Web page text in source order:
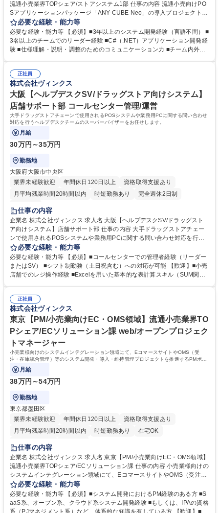
流通小売業界TOPシェア/ストアシステム1部 仕事の内容 流通小売向けPO
Sアプリケーションパッケージ「ANY-CUBE Neo」の導入プロジェクトに
おいて、要件定義・外部設計などの上流工程を中心に、技術面からプロジ
ェクトをリードいただくポジションです。 仕様検討や設計統括、リリース
管理など、プロジェクト品質に直結する領域を担当します。 ■要件定義、
外部設計、仕様検討 ■構成管理・リリース管理・不具合管理 ■仕様統括お
ーダー（PL）】流通小売業界TOPシェア/ストアシステム1部
必要な経験・能力等
必要な経験・能力等 【必須】■3年以上のシステム開発経験（言語不問） ■
3名以上のチームでのリーダー経験 ■C#（.NET）アプリケーション開発経
験 ■仕様理解・説明・調整のためのコミュニケーション力 ■チーム内外で
報技術者資格 ■技術的責任者として仕様統括を行った経験 ■顧客視点で柔
軟に課題解決に取り組める方 学歴・資格 学歴：大学院 大学 高専 短大 専
修学校 高校 語学力： 資格：応用情報技術者
正社員
株式会社ヴィンクス
大阪【ヘルプデスクSV/ドラッグストア向けシステム】
店舗サポート部 コールセンター管理/運営
大手ドラッグストアチェーンで使用されるPOSシステムや業務用PCに関する問い合わせ
対応を行うヘルプデスクチームのスーパーバイザーをお任せします。
月給
30万円～35万円
勤務地
大阪府大阪市中央区
業界未経験歓迎
年間休日120日以上
資格取得支援あり
月平均残業時間20時間以内
時短勤務あり
完全週休2日制
服装自由
仕事の内容
企業名 株式会社ヴィンクス 求人名 大阪【ヘルプデスクSV/ドラッグスト
ア向けシステム】店舗サポート部 仕事の内容 大手ドラッグストアチェー
ンで使用されるPOSシステムや業務用PCに関する問い合わせ対応を行う
ヘルプデスクチームのスーパーバイザーをお任せします。 日々の問い合わ
せ対応が円滑に進むよう指揮を執っていただきます。 【具体的には】 ■店
舗スタッフや本部社員からの問い合わせをオペレーターが受電し、マニュ
アルやFAQをもとに回答 ※オペレーター：約10名、1日あたり約230件の
で、SVとしてメンバー管理・育成・品質管理を担当 募集職種 大阪【ヘル
プデスクSV/ドラッグストア向けシステム】店舗サポート部
必要な経験・能力等
必要な経験・能力等 【必須】■コールセンターでの管理者経験（リーダー
またはSV） ■シフト制勤務（土日祝含む）への対応が可能 【歓迎】■小売
店舗でのレジ操作経験 ■Excelを用いた基本的な表計算スキル（SUM関数
の連携を大切にできる方を歓迎します。メンバー一人ひとりの成長を自身
の喜びと感じ、日々の業務を通じてオペレーターの育成やサポートに情熱
を注げる方を求めています。事業拡大に伴う体制強化のフェーズにおい
て、変化を前向きに捉え、チームをリードできる方を歓迎します。 学歴・
資格 学歴：大学院 大学 高専 短大 専修学校 高校 語学力： 資格：
正社員
株式会社ヴィンクス
東京【PM/小売業向けEC・OMS領域】流通小売業界TO
Pシェア/ECソリューション課 web/オープンプロジェク
トマネージャー
小売業様向けのシステムインテグレーション領域にて、EコマースサイトやOMS（受
注・在庫統合管理）等のシステム開発・導入・維持管理プロジェクトを推進するPMポジ
ションです。
月給
38万円～54万円
勤務地
東京都墨田区
業界未経験歓迎
年間休日120日以上
資格取得支援あり
月平均残業時間20時間以内
時短勤務あり
在宅OK
完全週休2日制
仕事の内容
企業名 株式会社ヴィンクス 求人名 東京【PM/小売業向けEC・OMS領域】
流通小売業界TOPシェア/ECソリューション課 仕事の内容 小売業様向けの
システムインテグレーション領域にて、EコマースサイトやOMS（受注・
在庫統合管理）等のシステム開発・導入・維持管理プロジェクトを推進す
るPMポジションです。 ECサイト構築を中心に、バック系の構築も含めて
案件をリードします。 ■小売業様向けのシステムインテグレーション、Ｅ
コマースサイト、OMS（受注・在庫統合管理）等のシステム開発・導入・
必要な経験・能力等
必要な経験・能力等 【必須】■システム開発におけるPM経験のある方 ■S
aaS系、オープン系、クラウド系システム開発経験 ■もしくは、IPAの資格
系（PJマネジメント系）など、体系的な知識を有している方 【歓迎】■流